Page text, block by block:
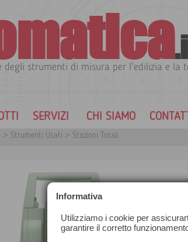
degli strumenti di misura per l'edilizia e la
SERVIZI CHI SIAMO
> Strumenti Usati > Stazioni Totali
Informativa
Utilizziamo i cookie per
garantire il corretto